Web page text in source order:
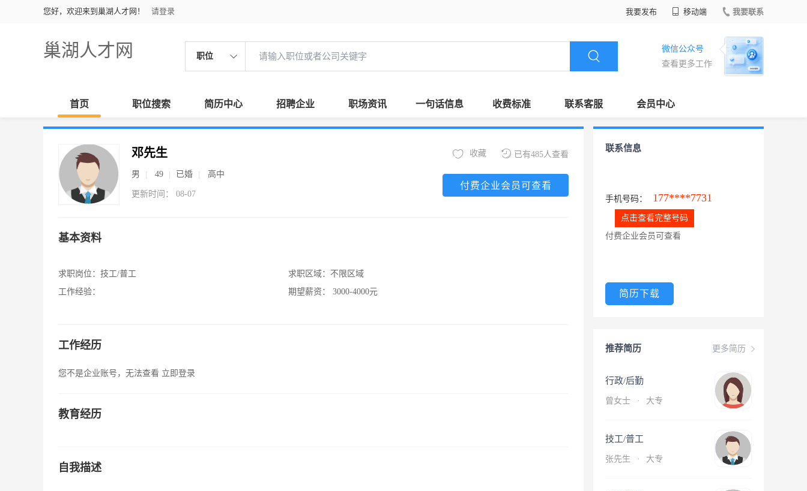
您好，欢迎来到巢湖人才网！ 请登录 我要发布 移动端 我要联系
巢湖人才网 职位
微信公众号
查看更多工作
首页 职位搜索 简历中心 招聘企业 职场资讯 一句话信息 收费标准 联系客服 会员中心
邓先生
男 49 已婚 高中
更新时间： 08-07
已有485人查看
收藏
付费企业会员可查看
基本资料
求职岗位： 技工/普工
工作经验：
求职区域： 不限区域
期望薪资：
3000-4000元
工作经历
您不是企业账号，无法查看 立即登录
教育经历
自我描述
联系信息
手机号码： 177****7731
点击查看完整号码
付费企业会员可查看
简历下载
更多简历
推荐简历
行政/后勤
曾女士 · 大专
技工/普工
张先生 · 大专